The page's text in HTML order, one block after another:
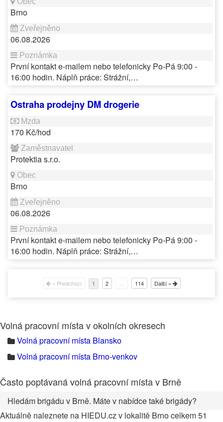
Brno
06.08.2026
První kontakt e-mailem nebo telefonicky Po-Pá 9:00 -
16:00 hodin. Náplň práce: Strážní,…
Ostraha prodejny DM drogerie
170 Kč/hod
Protektia s.r.o.
Brno
06.08.2026
První kontakt e-mailem nebo telefonicky Po-Pá 9:00 -
16:00 hodin. Náplň práce: Strážní,…
« Předchozí 1 2 114 Další »
Volná pracovní místa v okolních okresech
Volná pracovní místa Blansko
Volná pracovní místa Brno-venkov
Často poptávaná volná pracovní místa v Brně
Hledám brigádu v Brně. Máte v nabídce také brigády?
Aktuálně naleznete na HIEDU.cz v lokalitě Brno celkem 51